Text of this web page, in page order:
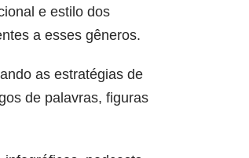
e estilo dos
a esses gêneros.
as estratégias de
de palavras, figuras